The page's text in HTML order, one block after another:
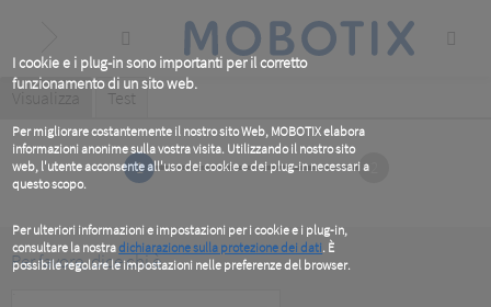
I cookie e i plug-in sono importanti per il corretto
funzionamento di un sito web.
Per migliorare costantemente il nostro sito Web, MOBOTIX elabora
informazioni anonime sulla vostra visita. Utilizzando il nostro sito
web, l'utente acconsente all'uso dei cookie e dei plug-in necessari a
questo scopo.
Per ulteriori informazioni e impostazioni per i cookie e i plug-in,
consultare la nostradichiarazione sulla protezione dei dati. È
possibile regolare le impostazioni nelle preferenze del browser.
content
Primary
tabs
Visualizza (active
Test
1
Per favore, dice chi è